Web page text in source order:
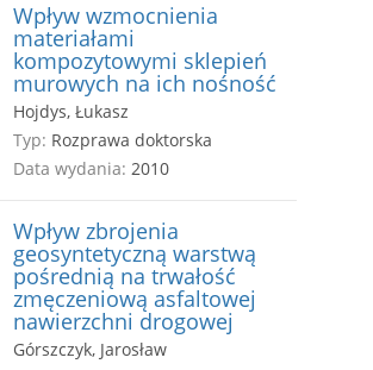
Wpływ wzmocnienia
materiałami
kompozytowymi sklepień
murowych na ich nośność
Hojdys, Łukasz
Typ: Rozprawa doktorska
Data wydania: 2010
Wpływ zbrojenia
geosyntetyczną warstwą
pośrednią na trwałość
zmęczeniową asfaltowej
nawierzchni drogowej
Górszczyk, Jarosław